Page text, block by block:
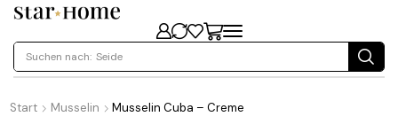
Suchen nach: Seide
Start Musselin Musselin Cuba – Creme